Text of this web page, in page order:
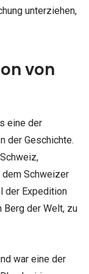
unterziehen,
von
eine der
der Geschichte.
dem Schweizer
der Expedition
Berg der Welt, zu
war eine der